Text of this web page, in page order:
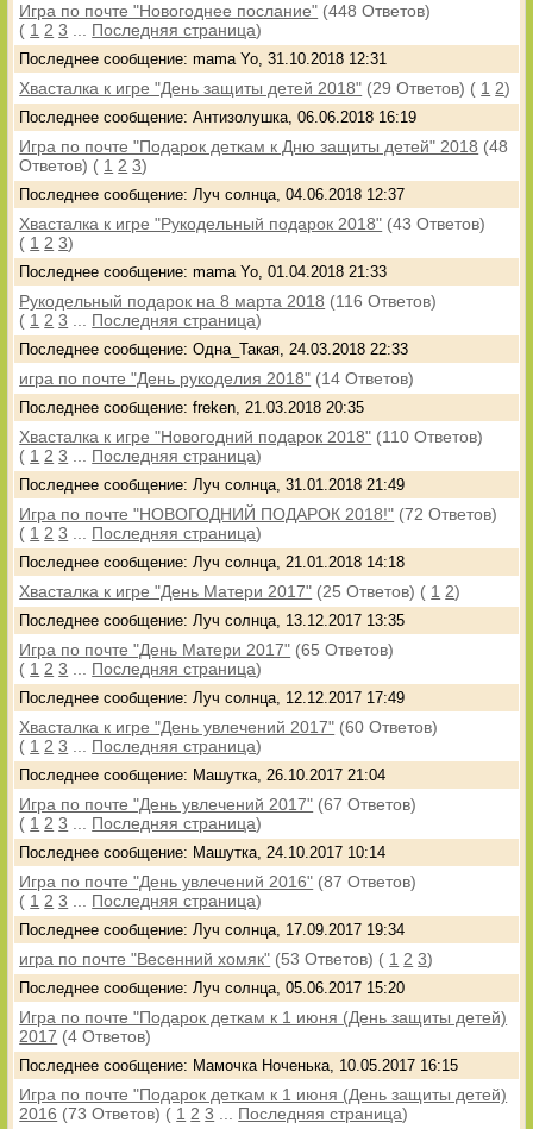
Игра по почте "Новогоднее послание" (448 Ответов)
( 1 2 3 Последняя страница)
Последнее сообщение: mama Yo, 31.10.2018 12:31
Хвасталка к игре "День защиты детей 2018" (29 Ответов) ( 1 2)
Последнее сообщение: Антизолушка, 06.06.2018 16:19
Игра по почте "Подарок деткам к Дню защиты детей" 2018 (48
Ответов) ( 1 2 3)
Последнее сообщение: Луч солнца, 04.06.2018 12:37
Хвасталка к игре "Рукодельный подарок 2018" (43 Ответов)
( 1 2 3)
Последнее сообщение: mama Yo, 01.04.2018 21:33
Рукодельный подарок на 8 марта 2018 (116 Ответов)
( 1 2 3 Последняя страница)
Последнее сообщение: Одна_Такая, 24.03.2018 22:33
игра по почте "День рукоделия 2018" (14 Ответов)
Последнее сообщение: freken, 21.03.2018 20:35
Хвасталка к игре "Новогодний подарок 2018" (110 Ответов)
( 1 2 3 Последняя страница)
Последнее сообщение: Луч солнца, 31.01.2018 21:49
Игра по почте "НОВОГОДНИЙ ПОДАРОК 2018!" (72 Ответов)
( 1 2 3 Последняя страница)
Последнее сообщение: Луч солнца, 21.01.2018 14:18
Хвасталка к игре "День Матери 2017" (25 Ответов) ( 1 2)
Последнее сообщение: Луч солнца, 13.12.2017 13:35
Игра по почте "День Матери 2017" (65 Ответов)
( 1 2 3 Последняя страница)
Последнее сообщение: Луч солнца, 12.12.2017 17:49
Хвасталка к игре "День увлечений 2017" (60 Ответов)
( 1 2 3 Последняя страница)
Последнее сообщение: Машутка, 26.10.2017 21:04
Игра по почте "День увлечений 2017" (67 Ответов)
( 1 2 3 Последняя страница)
Последнее сообщение: Машутка, 24.10.2017 10:14
Игра по почте "День увлечений 2016" (87 Ответов)
( 1 2 3 Последняя страница)
Последнее сообщение: Луч солнца, 17.09.2017 19:34
игра по почте "Весенний хомяк" (53 Ответов) ( 1 2 3)
Последнее сообщение: Луч солнца, 05.06.2017 15:20
Игра по почте "Подарок деткам к 1 июня (День защиты детей)
2017 (4 Ответов)
Последнее сообщение: Мамочка Ноченька, 10.05.2017 16:15
Игра по почте "Подарок деткам к 1 июня (День защиты детей)
2016 (73 Ответов) ( 1 2 3 Последняя страница)